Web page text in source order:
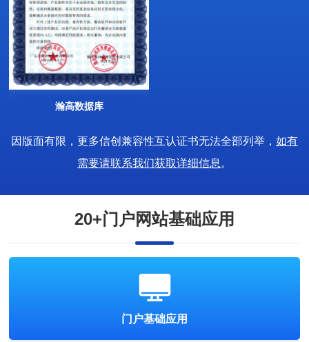
瀚高数据库
因版面有限，更多信创兼容性互认证书无法全部列举， 如有
需要请联系我们获取详细信息 。
20+门户网站基础应用
门户基础应用